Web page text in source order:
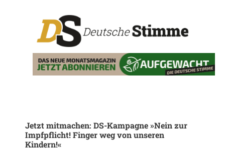
Jetzt mitmachen: DS-Kampagne »Nein zur
Impfpflicht! Finger weg von unseren
Kindern!«